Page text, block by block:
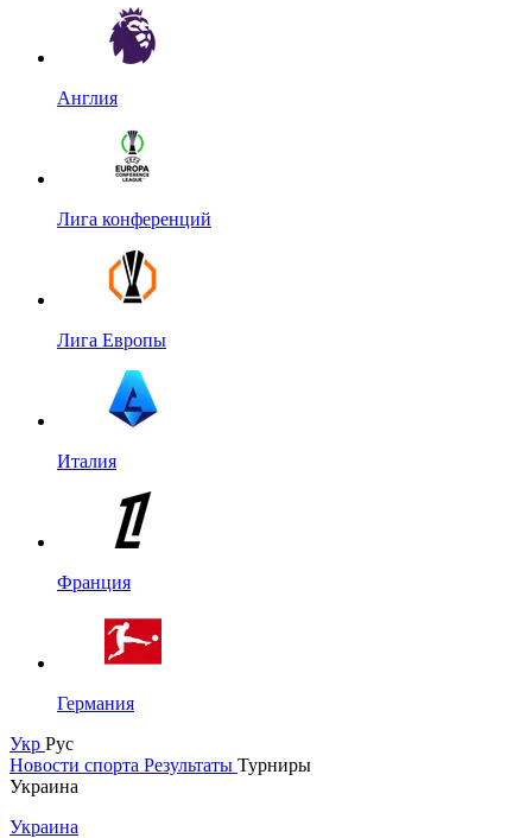
Англия
Лига конференций
Лига Европы
Италия
Франция
Германия
Укр Рус
Новости спорта Результаты Турниры
Украина
Украина